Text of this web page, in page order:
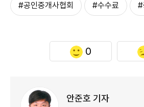
#공인중개사협회 #수수료 #
0
안준호 기자